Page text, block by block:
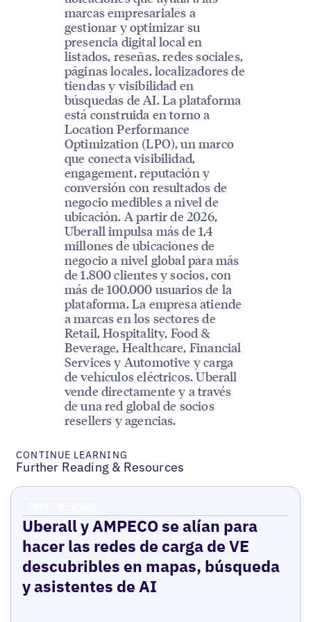
marcas empresariales a
gestionar y optimizar su
presencia digital local en
listados, reseñas, redes sociales,
páginas locales, localizadores de
tiendas y visibilidad en
búsquedas de AI. La plataforma
está construida en torno a
Location Performance
Optimization (LPO), un marco
que conecta visibilidad,
engagement, reputación y
conversión con resultados de
negocio medibles a nivel de
ubicación. A partir de 2026,
Uberall impulsa más de 1,4
millones de ubicaciones de
negocio a nivel global para más
de 1.800 clientes y socios, con
más de 100.000 usuarios de la
plataforma. La empresa atiende
a marcas en los sectores de
Retail, Hospitality, Food &
Beverage, Healthcare, Financial
Services y Automotive y carga
de vehículos eléctricos. Uberall
vende directamente y a través
de una red global de socios
resellers y agencias.
CONTINUE LEARNING
Further Reading & Resources
Uberall y AMPECO se alían para
hacer las redes de carga de VE
descubribles en mapas, búsqueda
y asistentes de AI